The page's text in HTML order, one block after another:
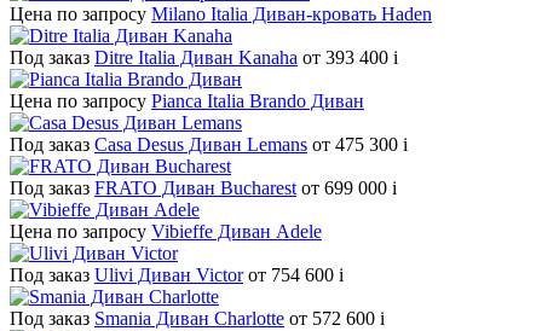
Цена по запросу Milano Italia Диван-кровать Haden
Под заказ Ditre Italia Диван Kanaha от 393 400 i
Цена по запросу Pianca Italia Brando Диван
Под заказ Casa Desus Диван Lemans от 475 300 i
Под заказ FRATO Диван Bucharest от 699 000 i
Цена по запросу Vibieffe Диван Adele
Под заказ Ulivi Диван Victor от 754 600 i
Под заказ Smania Диван Charlotte от 572 600 i